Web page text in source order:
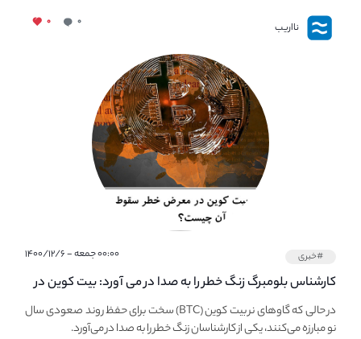
نااریب ۰ ۰
#خبری ۰۰:۰۰ جمعه - ۱۴۰۰/۱۲/۶
کارشناس بلومبرگ زنگ خطر را به صدا در می آورد: بیت کوین در
معرض خطر سقوط بزرگ است - دلیل آن چیست؟در حالی که گاوهای نر بیت کوین (BTC) سخت برای حفظ روند صعودی سال
نو مبارزه می‌کنند، یکی از کارشناسان زنگ خطر را به صدا در می‌آورد.